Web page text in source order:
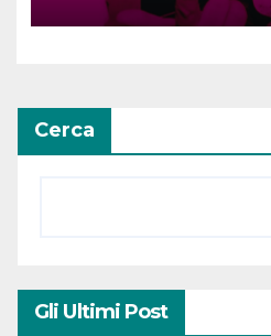
Cerca
Gli Ultimi Post